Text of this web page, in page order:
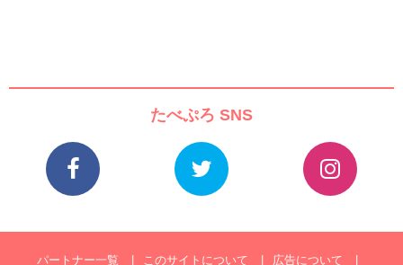
たべぷろ SNS
パートナー一覧 このサイトについて 広告について